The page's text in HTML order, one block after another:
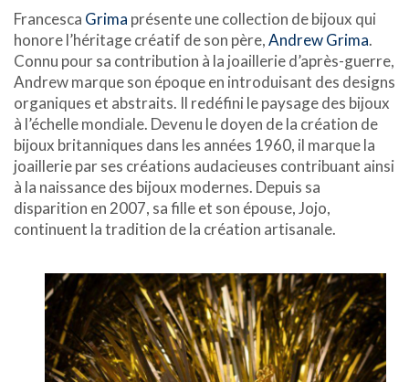
Francesca Grima présente une collection de bijoux qui
honore l’héritage créatif de son père,Andrew Grima.
Connu pour sa contribution à la joaillerie d’après-guerre,
Andrew marque son époque en introduisant des designs
organiques et abstraits. Il redéfini le paysage des bijoux
à l’échelle mondiale. Devenu le doyen de la création de
bijoux britanniques dans les années 1960, il marque la
joaillerie par ses créations audacieuses contribuant ainsi
à la naissance des bijoux modernes. Depuis sa
disparition en 2007, sa fille et son épouse, Jojo,
continuent la tradition de la création artisanale.